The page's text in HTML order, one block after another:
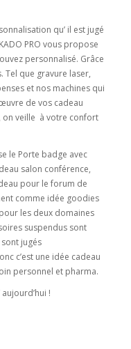
qu’ il est jugé
PRO vous propose
personnalisé. Grâce
Tel que gravure laser,
et nos machines qui
de vos cadeau
on veille à votre confort
le Porte badge avec
salon conférence,
pour le forum de
comme idée goodies
les deux domaines
suspendus sont
jugés
c’est une idée cadeau
personnel et pharma.
!